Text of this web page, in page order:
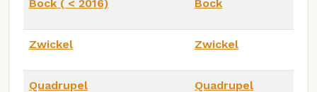
Bock ( < 2016) Bock
Zwickel Zwickel
Quadrupel Quadrupel